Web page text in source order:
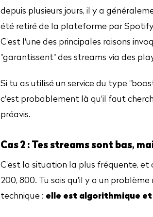
depuis plusieurs jours, il y a
été retiré de la plateforme par
C'est l'une des principales raisons
"garantissent" des streams via des
Si tu as utilisé un service du type
c'est probablement là qu'il faut
préavis.
Cas 2 : Tes streams sont bas,
C'est la situation la plus fréquente,
200, 800. Tu sais qu'il y a un
technique : elle est algorithmique